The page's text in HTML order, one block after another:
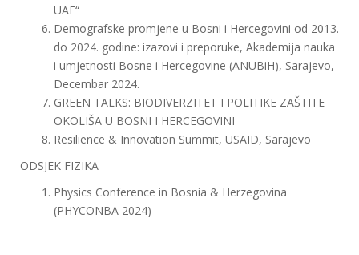
UAE“
Demografske promjene u Bosni i Hercegovini od 2013.
do 2024. godine: izazovi i preporuke, Akademija nauka
i umjetnosti Bosne i Hercegovine (ANUBiH), Sarajevo,
Decembar 2024.
GREEN TALKS: BIODIVERZITET I POLITIKE ZAŠTITE
OKOLIŠA U BOSNI I HERCEGOVINI
Resilience & Innovation Summit, USAID, Sarajevo
ODSJEK FIZIKA
Physics Conference in Bosnia & Herzegovina
(PHYCONBA 2024)